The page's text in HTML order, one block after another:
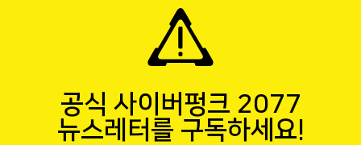
공식 사이버펑크 2077
뉴스레터를 구독하세요!